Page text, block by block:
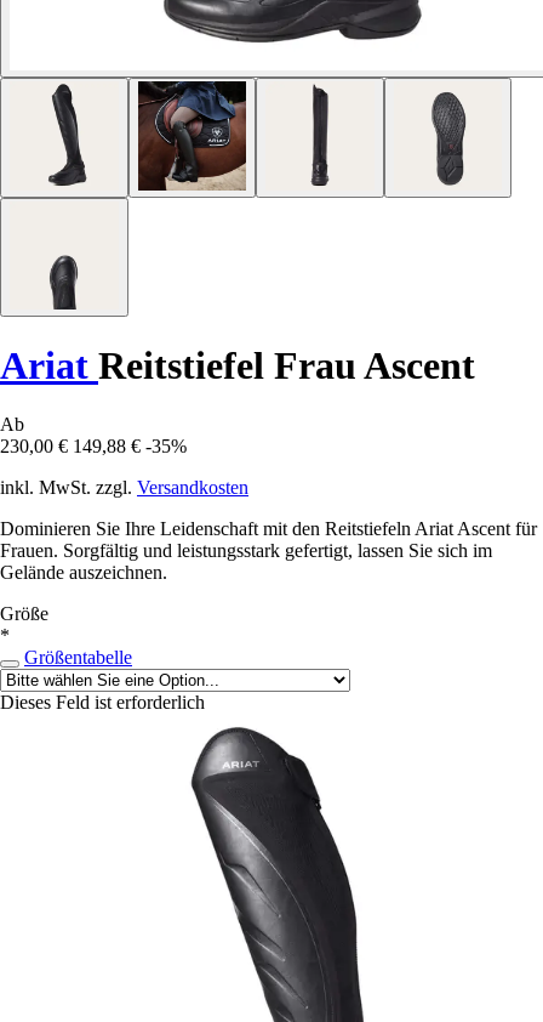
Ariat Reitstiefel Frau Ascent
Ab
230,00 € 149,88 € -35%
inkl. MwSt. zzgl. Versandkosten
Dominieren Sie Ihre Leidenschaft mit den Reitstiefeln Ariat Ascent für
Frauen. Sorgfältig und leistungsstark gefertigt, lassen Sie sich im
Gelände auszeichnen.
Größe
*
Größentabelle
Dieses Feld ist erforderlich